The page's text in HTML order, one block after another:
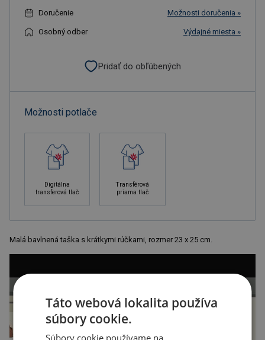
Doručenie Možnosti doručenia »
Osobný odber Výdajné miesta »
Pridať do obľúbených
Možnosti potlače
Digitálna
transferová tlač
Transférová
priama tlač
Malá bavlnená taška s krátkymi rúčkami, rozmer 23 x 25 cm.
Táto webová lokalita používa
súbory cookie.
Súbory cookie používame na